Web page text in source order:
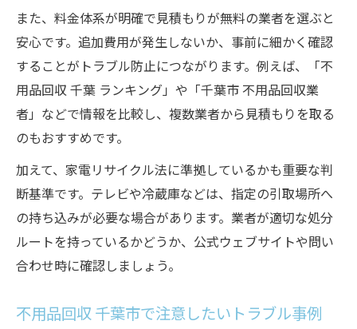
また、料金体系が明確で見積もりが無料の業者を選ぶと
安心です。追加費用が発生しないか、事前に細かく確認
することがトラブル防止につながります。例えば、「不
用品回収 千葉 ランキング」や「千葉市 不用品回収業
者」などで情報を比較し、複数業者から見積もりを取る
のもおすすめです。
加えて、家電リサイクル法に準拠しているかも重要な判
断基準です。テレビや冷蔵庫などは、指定の引取場所へ
の持ち込みが必要な場合があります。業者が適切な処分
ルートを持っているかどうか、公式ウェブサイトや問い
合わせ時に確認しましょう。
不用品回収 千葉市で注意したいトラブル事例